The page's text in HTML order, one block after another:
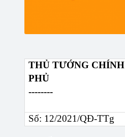
THỦ TƯỚNG CHÍNH
PHỦ
--------
Số: 12/2021/QĐ-TTg